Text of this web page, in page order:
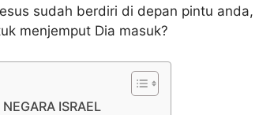
sudah berdiri di depan pintu anda,
menjemput Dia masuk?
ISRAEL